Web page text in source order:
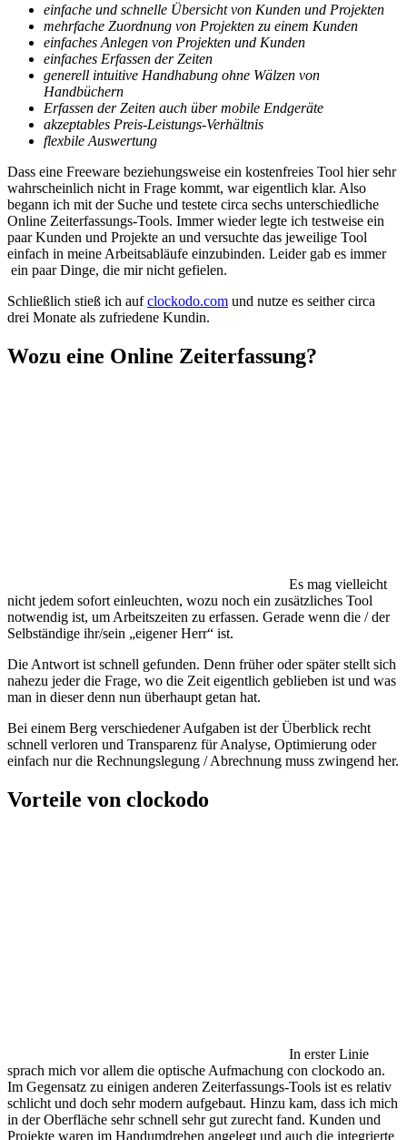
einfache und schnelle Übersicht von Kunden und Projekten
mehrfache Zuordnung von Projekten zu einem Kunden
einfaches Anlegen von Projekten und Kunden
einfaches Erfassen der Zeiten
generell intuitive Handhabung ohne Wälzen von
Handbüchern
Erfassen der Zeiten auch über mobile Endgeräte
akzeptables Preis-Leistungs-Verhältnis
flexbile Auswertung
Dass eine Freeware beziehungsweise ein kostenfreies Tool hier sehr
wahrscheinlich nicht in Frage kommt, war eigentlich klar. Also
begann ich mit der Suche und testete circa sechs unterschiedliche
Online Zeiterfassungs-Tools. Immer wieder legte ich testweise ein
paar Kunden und Projekte an und versuchte das jeweilige Tool
einfach in meine Arbeitsabläufe einzubinden. Leider gab es immer
ein paar Dinge, die mir nicht gefielen.
Schließlich stieß ich aufclockodo.com und nutze es seither circa
drei Monate als zufriedene Kundin.
Wozu eine Online Zeiterfassung?
Es mag vielleicht
nicht jedem sofort einleuchten, wozu noch ein zusätzliches Tool
notwendig ist, um Arbeitszeiten zu erfassen. Gerade wenn die / der
Selbständige ihr/sein „eigener Herr“ ist.
Die Antwort ist schnell gefunden. Denn früher oder später stellt sich
nahezu jeder die Frage, wo die Zeit eigentlich geblieben ist und was
man in dieser denn nun überhaupt getan hat.
Bei einem Berg verschiedener Aufgaben ist der Überblick recht
schnell verloren und Transparenz für Analyse, Optimierung oder
einfach nur die Rechnungslegung / Abrechnung muss zwingend her.
Vorteile von clockodo
In erster Linie
sprach mich vor allem die optische Aufmachung con clockodo an.
Im Gegensatz zu einigen anderen Zeiterfassungs-Tools ist es relativ
schlicht und doch sehr modern aufgebaut. Hinzu kam, dass ich mich
in der Oberfläche sehr schnell sehr gut zurecht fand. Kunden und
Projekte waren im Handumdrehen angelegt und auch die integrierte